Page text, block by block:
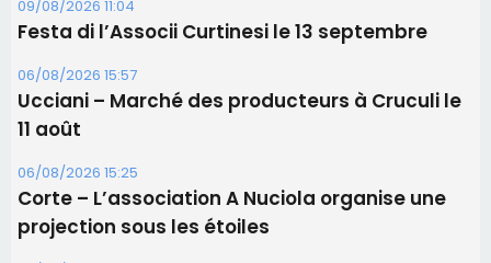
Les brèves
09/08/2026 16:04
Sénatoriales 2B – Jean-François Gaspari retire
sa candidature
09/08/2026 11:04
Festa di l’Associi Curtinesi le 13 septembre